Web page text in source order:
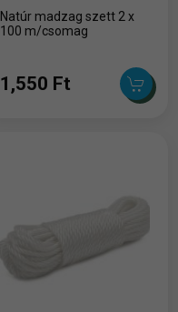
Natúr madzag szett 2 x
100 m/csomag
1,550 Ft